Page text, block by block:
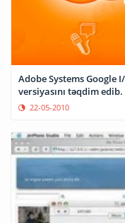
Adobe Systems Google
versiyasını təqdim edib.
22-05-2010